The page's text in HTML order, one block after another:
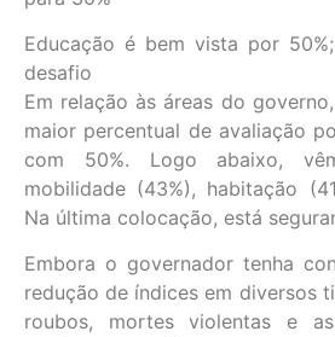
Educação é bem vista por
desafio
Em relação às áreas do
maior percentual de avaliação
com 50%. Logo abaixo,
mobilidade (43%), habitação
Na última colocação, está
Embora o governador tenha
redução de índices em diversos
roubos, mortes violentas e